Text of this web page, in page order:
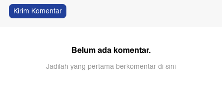
Kirim Komentar
Belum ada komentar.
Jadilah yang pertama berkomentar di sini